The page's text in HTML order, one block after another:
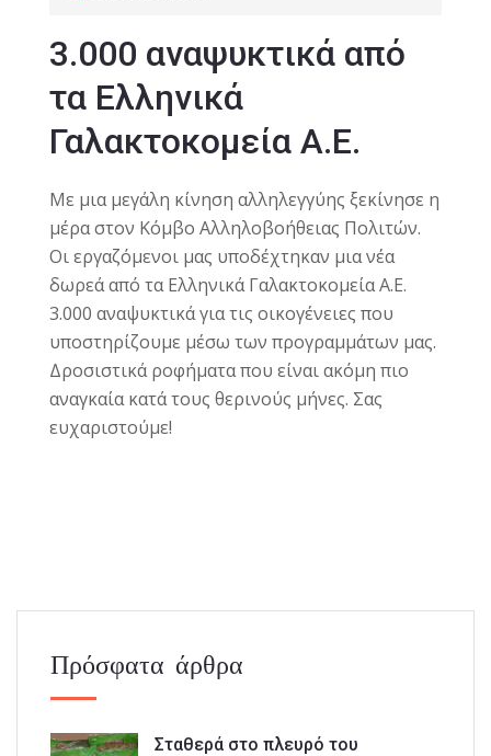
3.000 αναψυκτικά από
τα Ελληνικά
Γαλακτοκομεία Α.Ε.
Με μια μεγάλη κίνηση αλληλεγγύης ξεκίνησε η
μέρα στον Κόμβο Αλληλοβοήθειας Πολιτών.
Οι εργαζόμενοι μας υποδέχτηκαν μια νέα
δωρεά από τα Ελληνικά Γαλακτοκομεία Α.Ε.
3.000 αναψυκτικά για τις οικογένειες που
υποστηρίζουμε μέσω των προγραμμάτων μας.
Δροσιστικά ροφήματα που είναι ακόμη πιο
αναγκαία κατά τους θερινούς μήνες. Σας
ευχαριστούμε!
Πρόσφατα άρθρα
Σταθερά στο πλευρό του